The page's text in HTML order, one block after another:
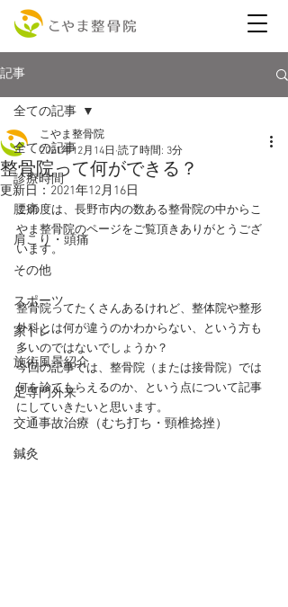
記事
全ての記事
診療時間
腰痛
肩こり・頭痛
その他
スポーツ
家トレ
施術風景紹介
足専門外来
交通事故治療（むち打ち・頸椎捻挫）
鍼灸
全ての記事
整骨院って何ができる？
こやま整骨院
2021年12月14日 読了時間: 3分
更新日： 2021年12月16日
この度は、長野市内の数ある整骨院の中からこ
やま整骨院のページをご覧頂きありがとうござ
います。
整骨院ってたくさんあるけれど、整体院や整形
外科とは何が違うのかわからない、という方も
多いのではないでしょうか？
今回の記事では、整骨院（または接骨院）では
何を診てもらえるのか、という点について記事
にしていきたいと思います。